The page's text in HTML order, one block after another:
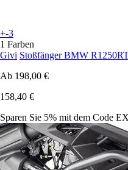
+-3
1 Farben
Givi Stoßfänger BMW
Ab 198,00 €
158,40 €
Sparen Sie 5% mit dem Code